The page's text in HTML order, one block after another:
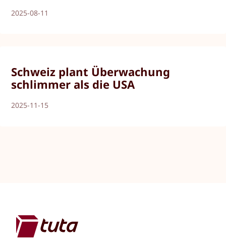
2025-08-11
Schweiz plant Überwachung
schlimmer als die USA
2025-11-15